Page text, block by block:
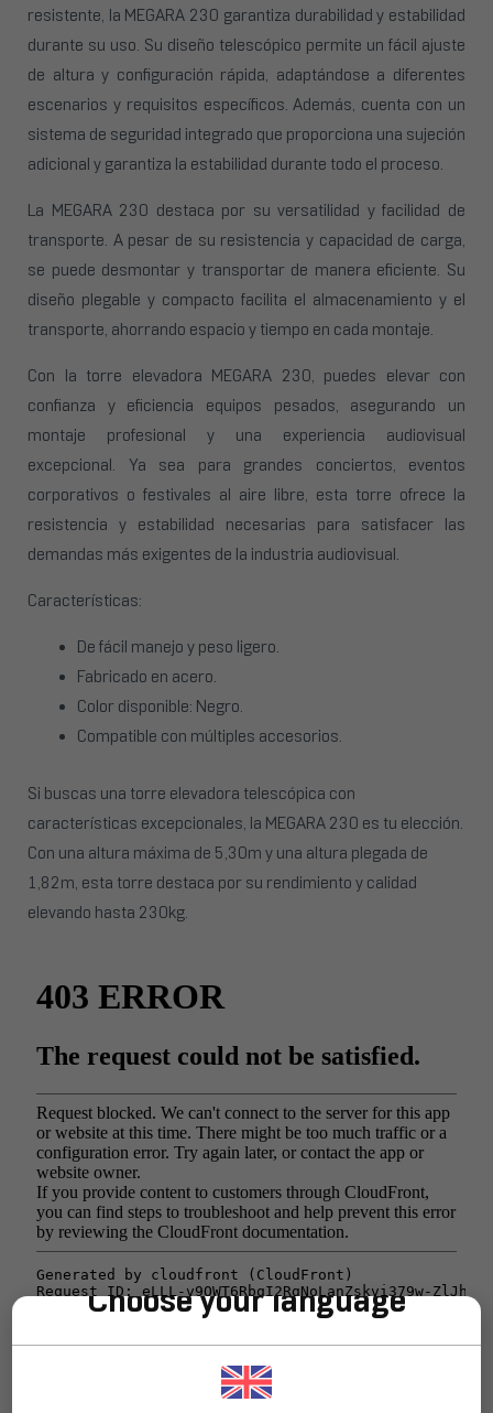
resistente, la MEGARA 230 garantiza durabilidad y estabilidad
durante su uso. Su diseño telescópico permite un fácil ajuste
de altura y configuración rápida, adaptándose a diferentes
escenarios y requisitos específicos. Además, cuenta con un
sistema de seguridad integrado que proporciona una sujeción
adicional y garantiza la estabilidad durante todo el proceso.
La MEGARA 230 destaca por su versatilidad y facilidad de
transporte. A pesar de su resistencia y capacidad de carga,
se puede desmontar y transportar de manera eficiente. Su
diseño plegable y compacto facilita el almacenamiento y el
transporte, ahorrando espacio y tiempo en cada montaje.
Con la torre elevadora MEGARA 230, puedes elevar con
confianza y eficiencia equipos pesados, asegurando un
montaje profesional y una experiencia audiovisual
excepcional. Ya sea para grandes conciertos, eventos
corporativos o festivales al aire libre, esta torre ofrece la
resistencia y estabilidad necesarias para satisfacer las
demandas más exigentes de la industria audiovisual.
Características:
De fácil manejo y peso ligero.
Fabricado en acero.
Color disponible: Negro.
Compatible con múltiples accesorios.
Si buscas una torre elevadora telescópica con
características excepcionales, la MEGARA 230 es tu elección.
Con una altura máxima de 5,30m y una altura plegada de
1,82m, esta torre destaca por su rendimiento y calidad
elevando hasta 230kg.
Choose your language